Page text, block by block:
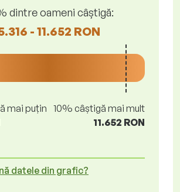
dintre oameni câștigă:
- 11.652 RON
mai puțin 10% câștigă mai mult
11.652 RON
datele din grafic?